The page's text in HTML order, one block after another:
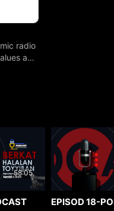
radio
and
58:05
EPISOD 18-